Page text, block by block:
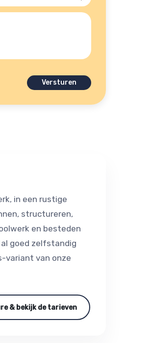
in een rustige
structureren,
en besteden
goed zelfstandig
variant van onze
& bekijk de tarieven